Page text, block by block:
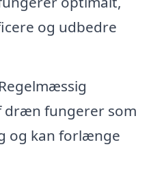
og udbedre
Regelmæssig
dræn fungerer som
og kan forlænge